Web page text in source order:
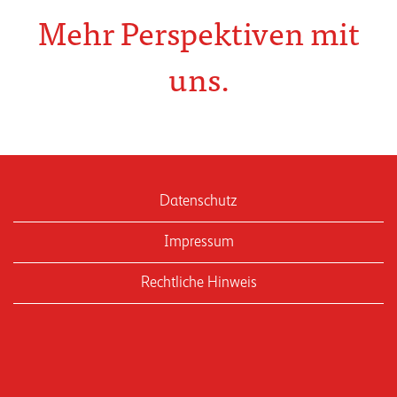
Mehr Perspektiven mit
uns.
Datenschutz
Impressum
Rechtliche Hinweis